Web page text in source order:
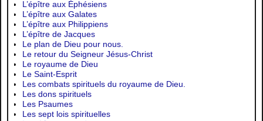
L’épître aux Éphésiens
L’épître aux Galates
L’épître aux Philippiens
L’épître de Jacques
Le plan de Dieu pour nous.
Le retour du Seigneur Jésus-Christ
Le royaume de Dieu
Le Saint-Esprit
Les combats spirituels du royaume de Dieu.
Les dons spirituels
Les Psaumes
Les sept lois spirituelles